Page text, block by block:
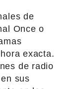
de
Once o
exacta.
de radio
sus